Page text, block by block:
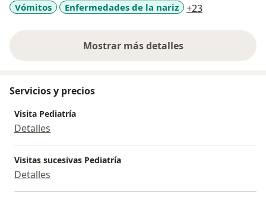
Vómitos
Enfermedades de la nariz +23
Mostrar más detalles
sobre la experiencia
Servicios y precios
Visita Pediatría
Detalles
Visitas sucesivas Pediatría
Detalles